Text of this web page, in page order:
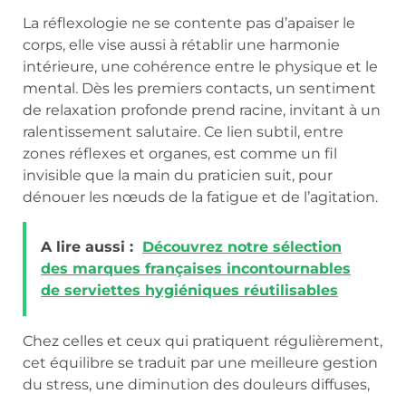
La réflexologie ne se contente pas d’apaiser le
corps, elle vise aussi à rétablir une harmonie
intérieure, une cohérence entre le physique et le
mental. Dès les premiers contacts, un sentiment
de relaxation profonde prend racine, invitant à un
ralentissement salutaire. Ce lien subtil, entre
zones réflexes et organes, est comme un fil
invisible que la main du praticien suit, pour
dénouer les nœuds de la fatigue et de l’agitation.
A lire aussi : Découvrez notre sélection
des marques françaises incontournables
de serviettes hygiéniques réutilisables
Chez celles et ceux qui pratiquent régulièrement,
cet équilibre se traduit par une meilleure gestion
du stress, une diminution des douleurs diffuses,